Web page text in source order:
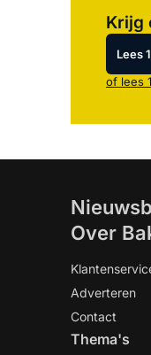
Krijg
Lees
of lees
Over
Adverteren
Contact
Thema's